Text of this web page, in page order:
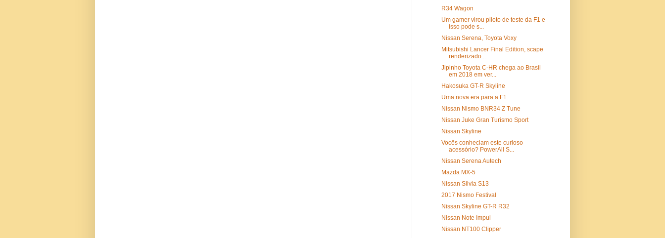
R34 Wagon
Um gamer virou piloto de teste da F1 e
isso pode s...
Nissan Serena, Toyota Voxy
Mitsubishi Lancer Final Edition, scape
renderizado...
Jipinho Toyota C-HR chega ao Brasil
em 2018 em ver...
Hakosuka GT-R Skyline
Uma nova era para a F1
Nissan Nismo BNR34 Z Tune
Nissan Juke Gran Turismo Sport
Nissan Skyline
Vocês conheciam este curioso
acessório? PowerAll S...
Nissan Serena Autech
Mazda MX-5
Nissan Silvia S13
2017 Nismo Festival
Nissan Skyline GT-R R32
Nissan Note Impul
Nissan NT100 Clipper